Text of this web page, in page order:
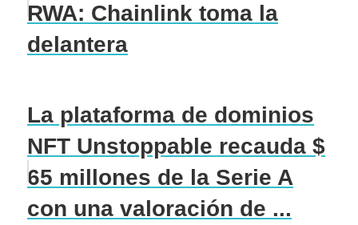
RWA: Chainlink toma la
delantera
La plataforma de dominios
NFT Unstoppable recauda $
65 millones de la Serie A
con una valoración de ...